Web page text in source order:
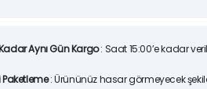
Aynı Gün Kargo: Saat 15:00’e kadar
: Ürününüz hasar görmeyecek